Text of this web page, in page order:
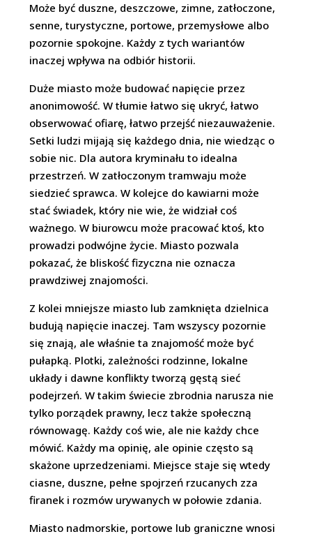
Może być duszne, deszczowe, zimne, zatłoczone,
senne, turystyczne, portowe, przemysłowe albo
pozornie spokojne. Każdy z tych wariantów
inaczej wpływa na odbiór historii.
Duże miasto może budować napięcie przez
anonimowość. W tłumie łatwo się ukryć, łatwo
obserwować ofiarę, łatwo przejść niezauważenie.
Setki ludzi mijają się każdego dnia, nie wiedząc o
sobie nic. Dla autora kryminału to idealna
przestrzeń. W zatłoczonym tramwaju może
siedzieć sprawca. W kolejce do kawiarni może
stać świadek, który nie wie, że widział coś
ważnego. W biurowcu może pracować ktoś, kto
prowadzi podwójne życie. Miasto pozwala
pokazać, że bliskość fizyczna nie oznacza
prawdziwej znajomości.
Z kolei mniejsze miasto lub zamknięta dzielnica
budują napięcie inaczej. Tam wszyscy pozornie
się znają, ale właśnie ta znajomość może być
pułapką. Plotki, zależności rodzinne, lokalne
układy i dawne konflikty tworzą gęstą sieć
podejrzeń. W takim świecie zbrodnia narusza nie
tylko porządek prawny, lecz także społeczną
równowagę. Każdy coś wie, ale nie każdy chce
mówić. Każdy ma opinię, ale opinie często są
skażone uprzedzeniami. Miejsce staje się wtedy
ciasne, duszne, pełne spojrzeń rzucanych zza
firanek i rozmów urywanych w połowie zdania.
Miasto nadmorskie, portowe lub graniczne wnosi